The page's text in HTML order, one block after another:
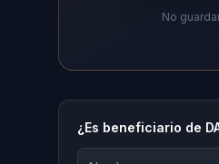
No
¿Es beneficiario de